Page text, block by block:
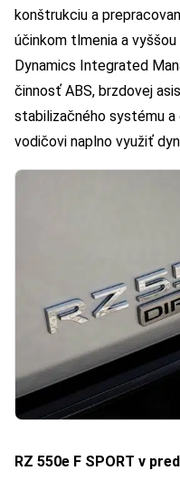
konštrukciu a
účinkom tlmenia a
Dynamics Integrated
činnosť ABS, brzdovej
stabilizačného systému
vodičovi naplno využiť
RZ 550e F SPORT v